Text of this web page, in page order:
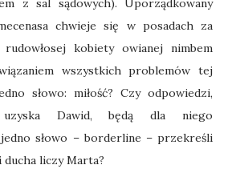
z sal sądowych). Uporządkowany
chwieje się w posadach za
kobiety owianej nimbem
wszystkich problemów tej
słowo: miłość? Czy odpowiedzi,
Dawid, będą dla niego
słowo – borderline – przekreśli
liczy Marta?